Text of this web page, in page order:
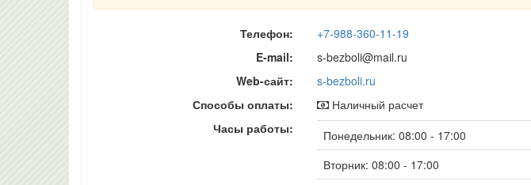
Телефон:
+7-988-360-11-19
E-mail:
s-bezboli@mail.ru
Web-сайт:
s-bezboli.ru
Способы оплаты:
Наличный расчет
Часы работы:
Понедельник: 08:00 - 17:00
Вторник: 08:00 - 17:00